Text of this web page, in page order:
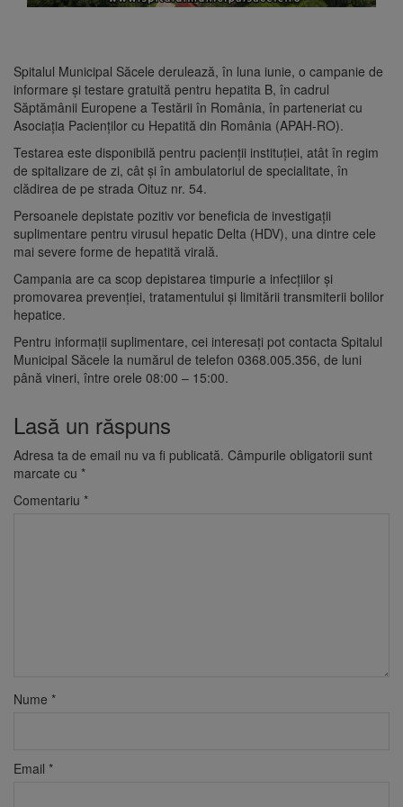
Spitalul Municipal Săcele derulează, în luna iunie, o campanie de
informare și testare gratuită pentru hepatita B, în cadrul
Săptămânii Europene a Testării în România, în parteneriat cu
Asociația Pacienților cu Hepatită din România (APAH-RO).
Testarea este disponibilă pentru pacienții instituției, atât în regim
de spitalizare de zi, cât și în ambulatoriul de specialitate, în
clădirea de pe strada Oituz nr. 54.
Persoanele depistate pozitiv vor beneficia de investigații
suplimentare pentru virusul hepatic Delta (HDV), una dintre cele
mai severe forme de hepatită virală.
Campania are ca scop depistarea timpurie a infecțiilor și
promovarea prevenției, tratamentului și limitării transmiterii bolilor
hepatice.
Pentru informații suplimentare, cei interesați pot contacta Spitalul
Municipal Săcele la numărul de telefon 0368.005.356, de luni
până vineri, între orele 08:00 – 15:00.
Lasă un răspuns
Adresa ta de email nu va fi publicată. Câmpurile obligatorii sunt
marcate cu *
Comentariu *
Nume *
Email *